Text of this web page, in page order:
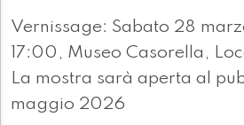
Vernissage: Sabato 28
17:00, Museo Casorella,
La mostra sarà aperta al
maggio 2026